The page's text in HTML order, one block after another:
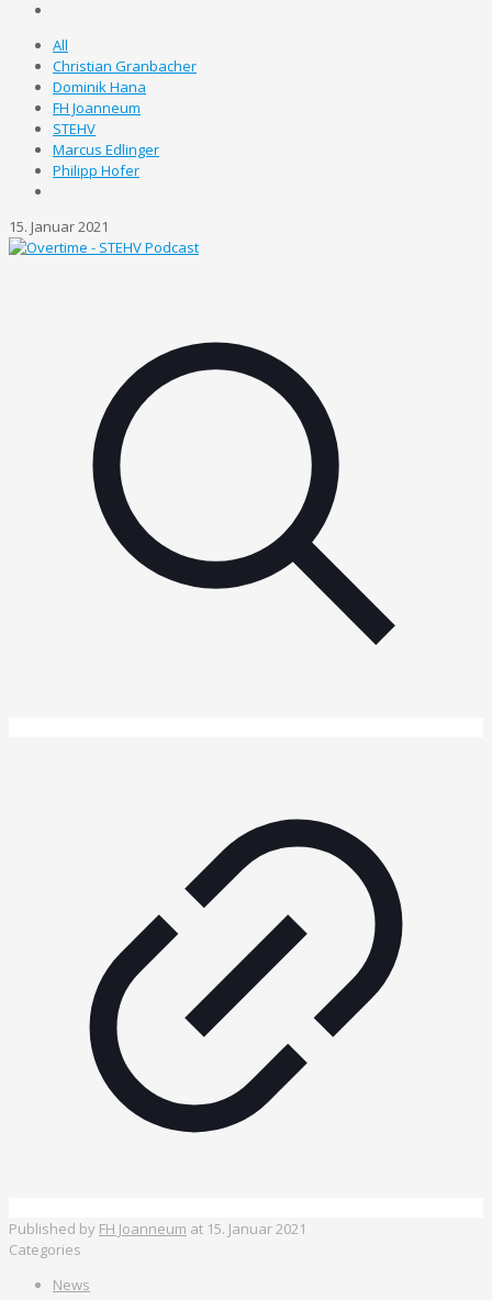
All
Christian Granbacher
Dominik Hana
FH Joanneum
STEHV
Marcus Edlinger
Philipp Hofer
15. Januar 2021
Published by FH Joanneum at 15. Januar 2021
Categories
News